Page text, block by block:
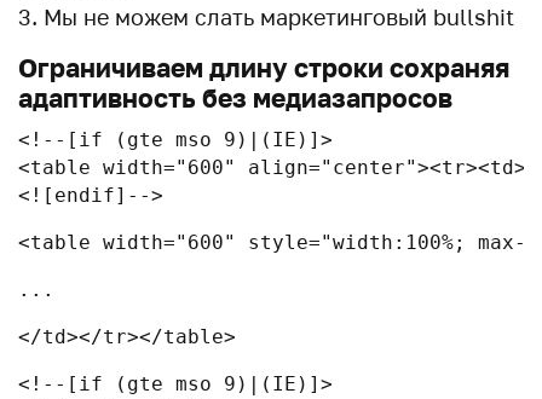
Мы не можем слать маркетинговый bullshit
Ограничиваем длину строки сохраняя
адаптивность без медиазапросов
<!--[if (gte mso 9)|(IE)]>
<table width="600" align="center"><tr><td>
<![endif]-->
<table width="600" style="width:100%;
...
</td></tr></table>
<!--[if (gte mso 9)|(IE)]>